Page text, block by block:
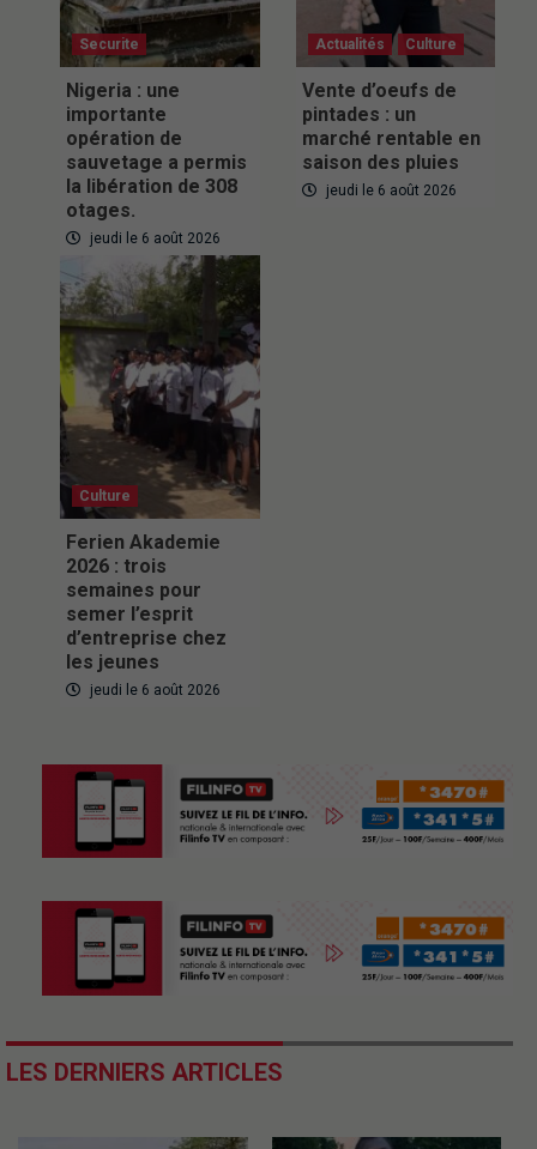
Securite
Nigeria : une
importante
opération de
sauvetage a permis
la libération de 308
otages.
jeudi le 6 août 2026
Actualités Culture
Vente d’oeufs de
pintades : un
marché rentable en
saison des pluies
jeudi le 6 août 2026
Culture
Ferien Akademie
2026 : trois
semaines pour
semer l’esprit
d’entreprise chez
les jeunes
jeudi le 6 août 2026
LES DERNIERS ARTICLES